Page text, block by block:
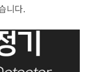
니다.